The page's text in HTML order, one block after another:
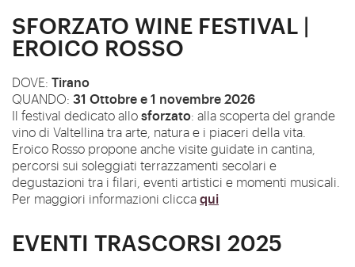
SFORZATO WINE FESTIVAL |
EROICO ROSSO
DOVE: Tirano
QUANDO: 31 Ottobre e 1 novembre 2026
Il festival dedicato allosforzato: alla scoperta del grande
vino di Valtellina tra arte, natura e i piaceri della vita.
Eroico Rosso propone anche visite guidate in cantina,
percorsi sui soleggiati terrazzamenti secolari e
degustazioni tra i filari, eventi artistici e momenti musicali.
Per maggiori informazioni cliccaqui
EVENTI TRASCORSI 2025